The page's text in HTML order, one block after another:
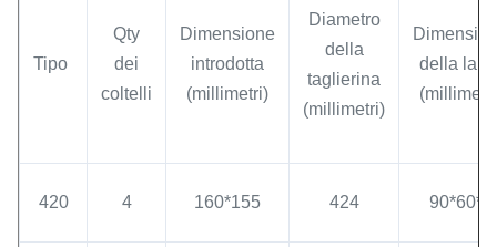
Tipo
Qty
dei
coltelli
Dimensione
introdotta
(millimetri)
Diametro
della
taglierina
(millimetri)
della
420 4 160*155 424 90*60*8